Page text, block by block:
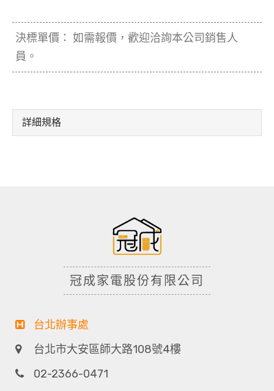
決標單價： 如需報價，歡迎洽詢本公司銷售人
員。
詳細規格
冠成家電股份有限公司
台北辦事處
台北市大安區師大路108號4樓
02-2366-0471